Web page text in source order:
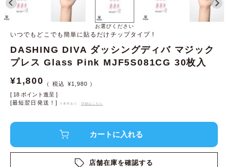
お選びください
いつでもどこでも簡単に貼るだけチップタイプ !
DASHING DIVA ダッシングディバ マジック
プレス Glass Pink MJF5S081CG 30枚入
¥1,800 ¥1,980
[ 18 ポイント進呈 ]
[最短翌日発送！]
※条件あり、 詳細はこちら
店舗在庫を確認する